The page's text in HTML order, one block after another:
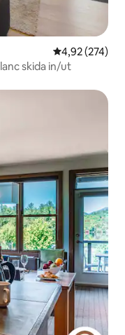
4,92 av 5 i
4,92 (274)
skida in/ut